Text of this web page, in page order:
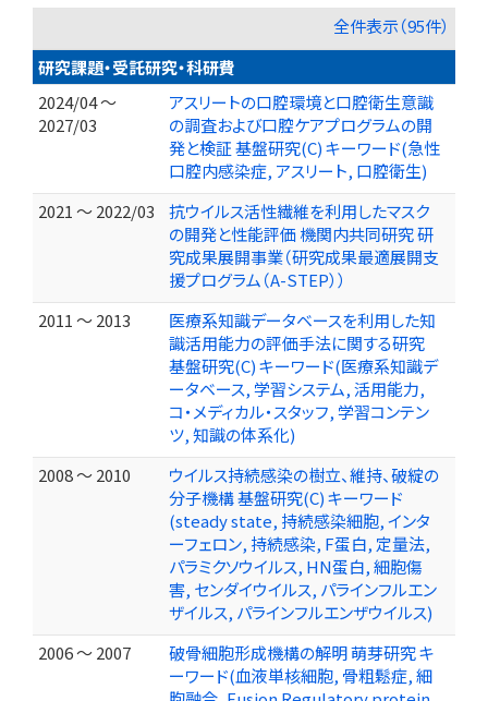
全件表示（95件）
研究課題・受託研究・科研費
2024/04 ～
2027/03
アスリートの口腔環境と口腔衛生意識
の調査および口腔ケアプログラムの開
発と検証 基盤研究(C) キーワード(急性
口腔内感染症, アスリート, 口腔衛生)
2021 ～ 2022/03
抗ウイルス活性繊維を利用したマスク
の開発と性能評価 機関内共同研究 研
究成果展開事業（研究成果最適展開支
援プログラム（A-STEP））
2011 ～ 2013
医療系知識データベースを利用した知
識活用能力の評価手法に関する研究
基盤研究(C) キーワード(医療系知識デ
ータベース, 学習システム, 活用能力,
コ・メディカル・スタッフ, 学習コンテン
ツ, 知識の体系化)
2008 ～ 2010
ウイルス持続感染の樹立、維持、破綻の
分子機構 基盤研究(C) キーワード
(steady state, 持続感染細胞, インタ
ーフェロン, 持続感染, F蛋白, 定量法,
パラミクソウイルス, HN蛋白, 細胞傷
害, センダイウイルス, パラインフルエン
ザイルス, パラインフルエンザウイルス)
2006 ～ 2007
破骨細胞形成機構の解明 萌芽研究 キ
ーワード(血液単核細胞, 骨粗鬆症, 細